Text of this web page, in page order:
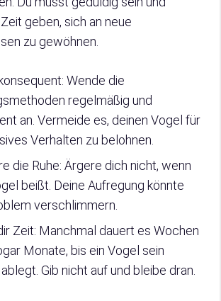
geben, sich an neue
zu gewöhnen.
Wende die
regelmäßig und
an. Vermeide es, deinen Vogel für
Verhalten zu belohnen.
die Ruhe: Ärgere dich nicht, wenn
beißt. Deine Aufregung könnte
verschlimmern.
Zeit: Manchmal dauert es Wochen
Monate, bis ein Vogel sein
Gib nicht auf und bleibe dran.